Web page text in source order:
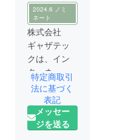
2024.6 ノミ
ネート
株式会社
ギャザテッ
クは、イン
ターネット
を活用した
スマートな
次世代ライ
フスタイル
特定商取引
法に基づく
表記
メッセー
ジを送る